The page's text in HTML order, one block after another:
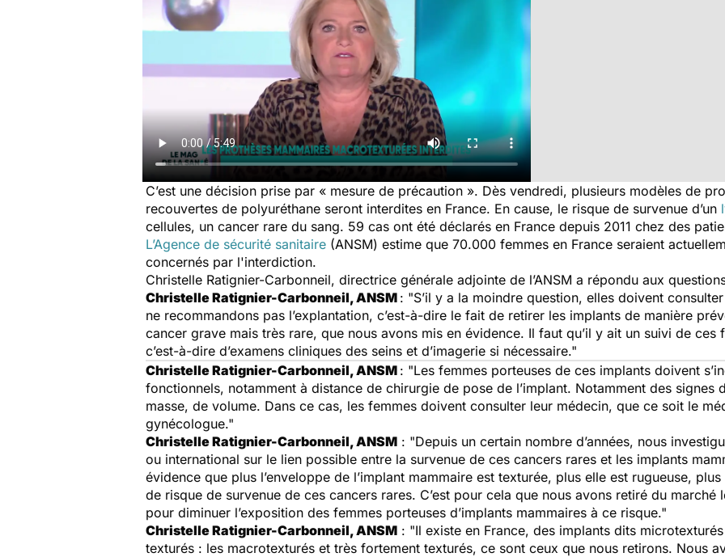
C’est une décision prise par « mesure de précaution ». Dès vendredi, plusieurs modèles de
recouvertes de polyuréthane seront interdites en France. En cause, le risque de survenue d’un
cellules, un cancer rare du sang. 59 cas ont été déclarés en France depuis 2011 chez des
L’Agence de sécurité sanitaire (ANSM) estime que 70.000 femmes en France seraient
concernés par l'interdiction.
Christelle Ratignier-Carbonneil, directrice générale adjointe de l’ANSM a répondu aux
Christelle Ratignier-Carbonneil, ANSM : "S’il y a la moindre question, elles doivent
ne recommandons pas l’explantation, c’est-à-dire le fait de retirer les implants de manière
cancer grave mais très rare, que nous avons mis en évidence. Il faut qu’il y ait un suivi de ces
c’est-à-dire d’examens cliniques des seins et d’imagerie si nécessaire."
Christelle Ratignier-Carbonneil, ANSM : "Les femmes porteuses de ces implants doivent
fonctionnels, notamment à distance de chirurgie de pose de l’implant. Notamment des signes
masse, de volume. Dans ce cas, les femmes doivent consulter leur médecin, que ce soit le
gynécologue."
Christelle Ratignier-Carbonneil, ANSM : "Depuis un certain nombre d’années, nous
ou international sur le lien possible entre la survenue de ces cancers rares et les implants
évidence que plus l’enveloppe de l’implant mammaire est texturée, plus elle est rugueuse,
de risque de survenue de ces cancers rares. C’est pour cela que nous avons retiré du marché
pour diminuer l’exposition des femmes porteuses d’implants mammaires à ce risque."
Christelle Ratignier-Carbonneil, ANSM : "Il existe en France, des implants dits
texturés : les macrotexturés et très fortement texturés, ce sont ceux que nous retirons. Nous